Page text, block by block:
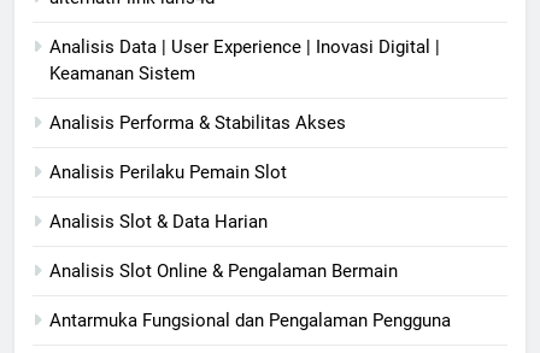
Analisis Data | User Experience | Inovasi Digital |
Keamanan Sistem
Analisis Performa & Stabilitas Akses
Analisis Perilaku Pemain Slot
Analisis Slot & Data Harian
Analisis Slot Online & Pengalaman Bermain
Antarmuka Fungsional dan Pengalaman Pengguna